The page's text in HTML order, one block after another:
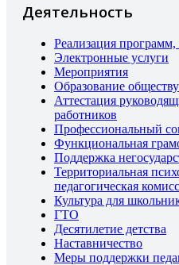
Деятельность
Реализация программ,
Электронные услуги
Мероприятия
Образование обществу
Аттестация
работников
Профессиональный
Функциональная
Поддержка
Территориальная
педагогическая
Культура для
ГТО
Десятилетие детства
Наставничество
Меры поддержки